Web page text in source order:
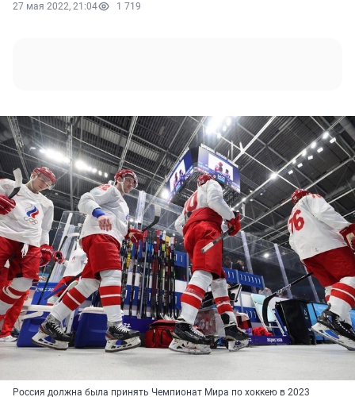
27 мая 2022, 21:04 1 719
Россия должна была принять Чемпионат Мира по хоккею в 2023